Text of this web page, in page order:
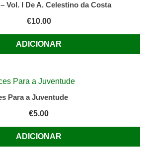
Vol. I De A. Celestino da Costa
€10.00
ADICIONAR
Para a Juventude
€5.00
ADICIONAR